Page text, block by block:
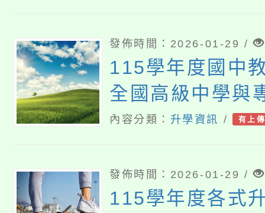
發佈時間：2026-01-29 /
115學年度國中
全國高級中學與
年制適性入學日
內容分類： 升學資訊 / 有上
發佈時間：2026-01-29 /
115學年度各式